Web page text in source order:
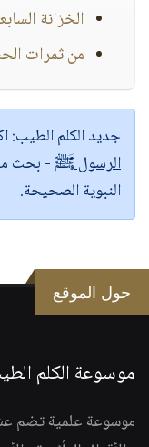
الخزانة
من ثمرات
جديد الكلم الطيب:
الرسول ﷺ - بحث
النبوية الصحيحة.
حول الموقع
موسوعة الكلم
موسوعة علمية تضم